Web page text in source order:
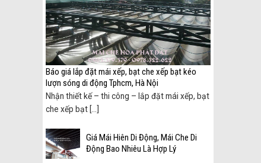
Báo giá lắp đặt mái xếp, bạt che xếp bạt kéo
lượn sóng di động Tphcm, Hà Nội
Nhận thiết kế – thi công – lắp đặt mái xếp, bạt
che xếp bạt [...]
Giá Mái Hiên Di Động, Mái Che Di
Động Bao Nhiêu Là Hợp Lý